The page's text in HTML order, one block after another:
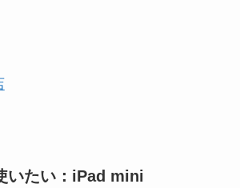
いたい：iPad mini